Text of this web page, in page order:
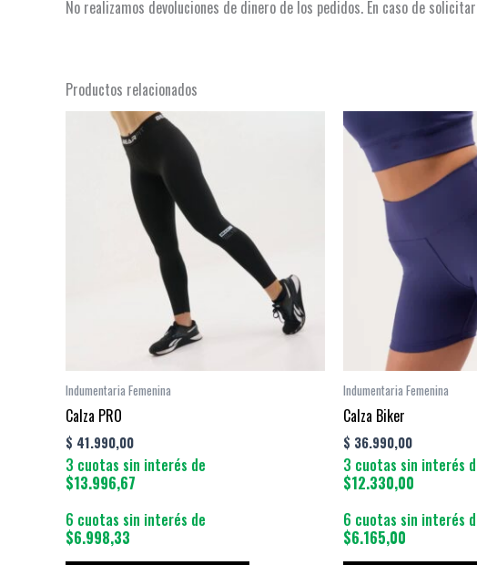
No realizamos devoluciones de dinero de los pedidos. En caso de
Productos relacionados
Indumentaria Femenina
Calza PRO
$ 41.990,00
3 cuotas sin interés de
$13.996,67
6 cuotas sin interés de
$6.998,33
Las
opciones
se
pueden
Indumentaria Femenina
Calza Biker
$ 36.990,00
3 cuotas sin interés
$12.330,00
6 cuotas sin interés
$6.165,00